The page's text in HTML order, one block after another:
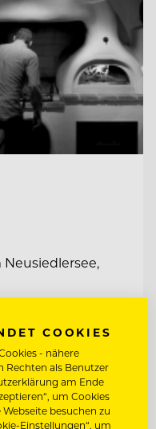
DE RANG
COOKIES
- nähere
Rechten als Benutzer
am Ende
um Cookies
besuchen zu
Einstellungen“, um